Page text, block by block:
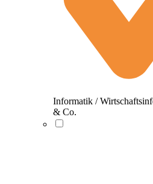
Informatik /
& Co.